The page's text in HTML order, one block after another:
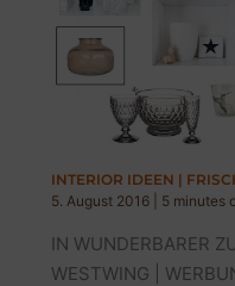
INTERIOR-
LEBENSFRAGEN
INTERIOR IDEEN |
5. August 2016
5 minutes
IN WUNDERBARER
WESTWING |